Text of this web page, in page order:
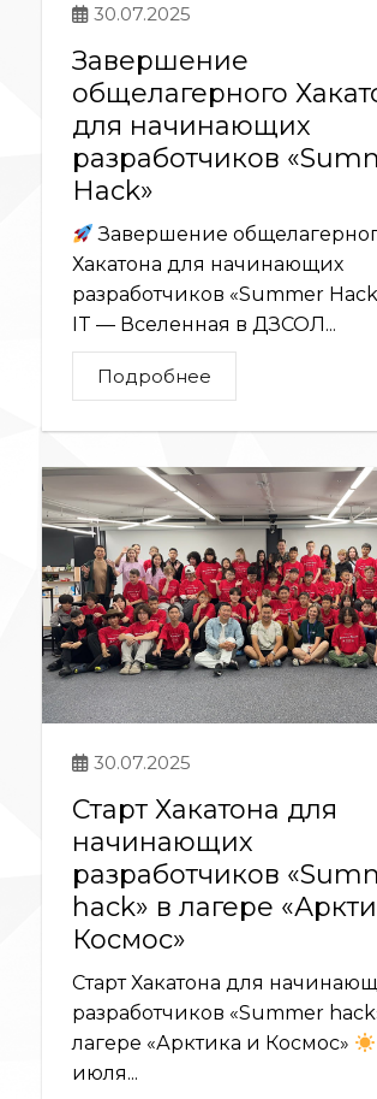
30.07.2025
Завершение
общелагерного
для начинающих
разработчиков
Hack»
Завершение
Хакатона для начинающих
разработчиков «Summer
IT — Вселенная в ДЗСОЛ...
Подробнее
30.07.2025
Старт Хакатона для
начинающих
разработчиков
hack» в лагере
Космос»
Старт Хакатона для
разработчиков «Summer
лагере «Арктика и Космос»
июля...